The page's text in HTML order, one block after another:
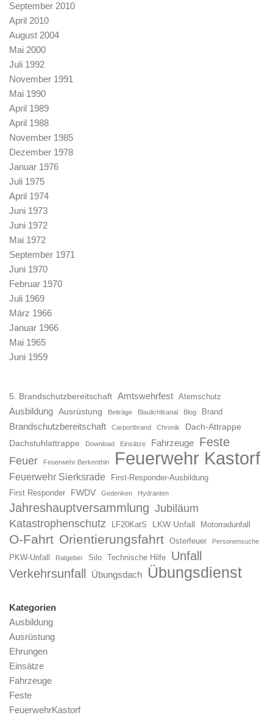
September 2010
April 2010
August 2004
Mai 2000
Juli 1992
November 1991
Mai 1990
April 1989
April 1988
November 1985
Dezember 1978
Januar 1976
Juli 1975
April 1974
Juni 1973
Juni 1972
Mai 1972
September 1971
Juni 1970
Februar 1970
Juli 1969
März 1966
Januar 1966
Mai 1965
Juni 1959
5. Brandschutzbereitschaft Amtswehrfest Atemschutz
Ausbildung Ausrüstung Beiträge Blaulichtkanal Blog Brand
Brandschutzbereitschaft Carportbrand Chronik
Dach-Attrappe
Dachstuhlattrappe
Download Einsätze Fahrzeuge Feste
Feuer Feuerwehr Berkenthin Feuerwehr Kastorf
Feuerwehr Sierksrade
First-Responder-Ausbildung
First Responder
FWDV Gedenken Hydranten
Jahreshauptversammlung Jubiläum
Katastrophenschutz
LF20KatS LKW Unfall Motorradunfall
O-Fahrt Orientierungsfahrt Osterfeuer Personensuche
PKW-Unfall Ratgeber Silo Technische Hilfe
Unfall
Verkehrsunfall
Übungsdach Übungsdienst
Kategorien
Ausbildung
Ausrüstung
Ehrungen
Einsätze
Fahrzeuge
Feste
FeuerwehrKastorf